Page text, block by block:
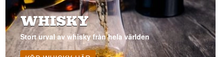
WHISKY
Stort urval av whisky från hela världen